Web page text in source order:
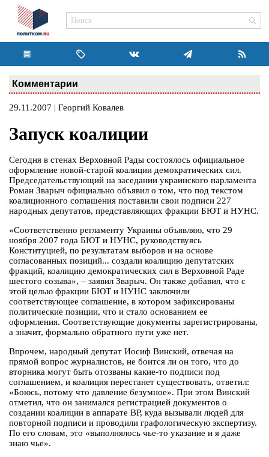
Комментарии
29.11.2007 | Георгий Ковалев
Запуск коалиции
Сегодня в стенах Верховной Рады состоялось официальное
оформление новой-старой коалиции демократических сил.
Председательствующий на заседании украинского парламента
Роман Зварыч официально объявил о том, что под текстом
коалиционного соглашения поставили свои подписи 227
народных депутатов, представляющих фракции БЮТ и НУНС.
«Соответственно регламенту Украины объявляю, что 29
ноября 2007 года БЮТ и НУНС, руководствуясь
Конституцией, по результатам выборов и на основе
согласованных позиций... создали коалицию депутатских
фракций, коалицию демократических сил в Верховной Раде
шестого созыва», – заявил Зварыч. Он также добавил, что с
этой целью фракции БЮТ и НУНС заключили
соответствующее соглашение, в котором зафиксированы
политические позиции, что и стало основанием ее
оформления. Соответствующие документы зарегистрированы,
а значит, формально обратного пути уже нет.
Впрочем, народный депутат Иосиф Винский, отвечая на
прямой вопрос журналистов, не боится ли он того, что до
вторника могут быть отозваны какие-то подписи под
соглашением, и коалиция перестанет существовать, ответил:
«Боюсь, потому что давление безумное». При этом Винский
отметил, что он занимался регистрацией документов о
создании коалиции в аппарате ВР, куда вызывали людей для
повторной подписи и проводили графологическую экспертизу.
По его словам, это «выполнялось чье-то указание и я даже
знаю чье».